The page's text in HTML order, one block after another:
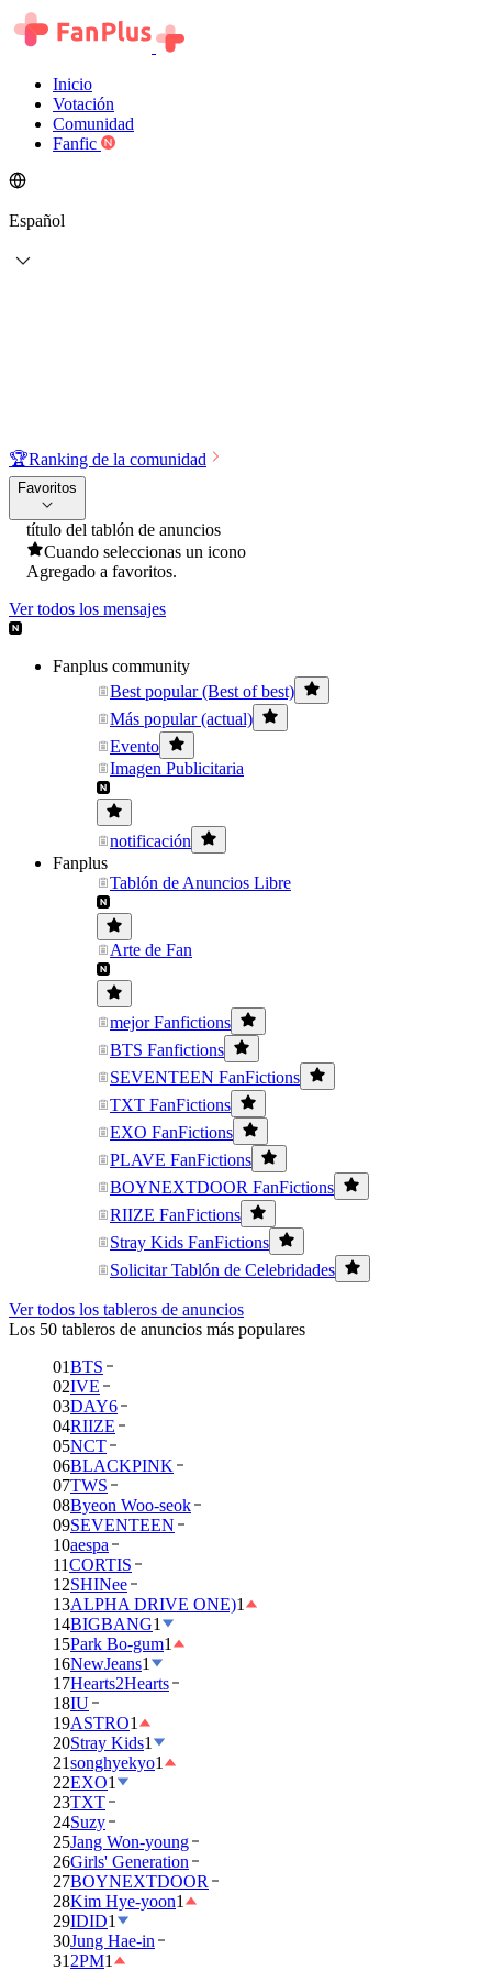
Inicio
Votación
Comunidad
Fanfic
Español
🏆Ranking de la comunidad
Favoritos
título del tablón de anuncios
Cuando seleccionas un icono
Agregado a favoritos.
Ver todos los mensajes
Fanplus community
Best popular (Best of best)
Más popular (actual)
Evento
Imagen Publicitaria
notificación
Fanplus
Tablón de Anuncios Libre
Arte de Fan
mejor Fanfictions
BTS Fanfictions
SEVENTEEN FanFictions
TXT FanFictions
EXO FanFictions
PLAVE FanFictions
BOYNEXTDOOR FanFictions
RIIZE FanFictions
Stray Kids FanFictions
Solicitar Tablón de Celebridades
Ver todos los tableros de anuncios
Los 50 tableros de anuncios más populares
01BTS
02IVE
03DAY6
04RIIZE
05NCT
06BLACKPINK
07TWS
08Byeon Woo-seok
09SEVENTEEN
10aespa
11CORTIS
12SHINee
13ALPHA DRIVE ONE)1
14BIGBANG1
15Park Bo-gum1
16NewJeans1
17Hearts2Hearts
18IU
19ASTRO1
20Stray Kids1
21songhyekyo1
22EXO1
23TXT
24Suzy
25Jang Won-young
26Girls' Generation
27BOYNEXTDOOR
28Kim Hye-yoon1
29IDID1
30Jung Hae-in
31 2PM1